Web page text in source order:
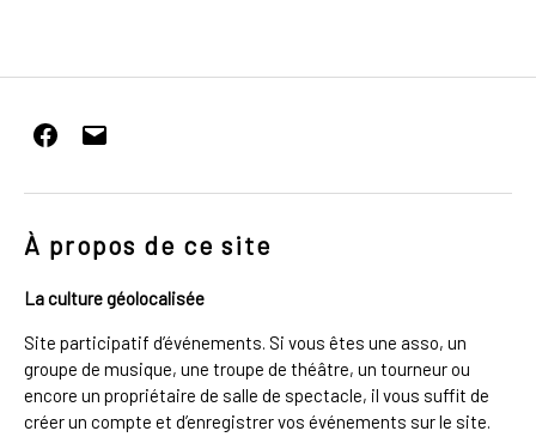
Facebook
E-
mail
À propos de ce site
La culture géolocalisée
Site participatif d’événements. Si vous êtes une asso, un
groupe de musique, une troupe de théâtre, un tourneur ou
encore un propriétaire de salle de spectacle, il vous suffit de
créer un compte et d’enregistrer vos événements sur le site.